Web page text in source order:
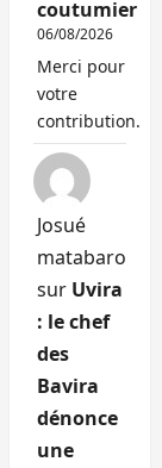
coutumier
06/08/2026
Merci pour
votre
contribution.
Josué
matabaro
sur Uvira
: le chef
des
Bavira
dénonce
une